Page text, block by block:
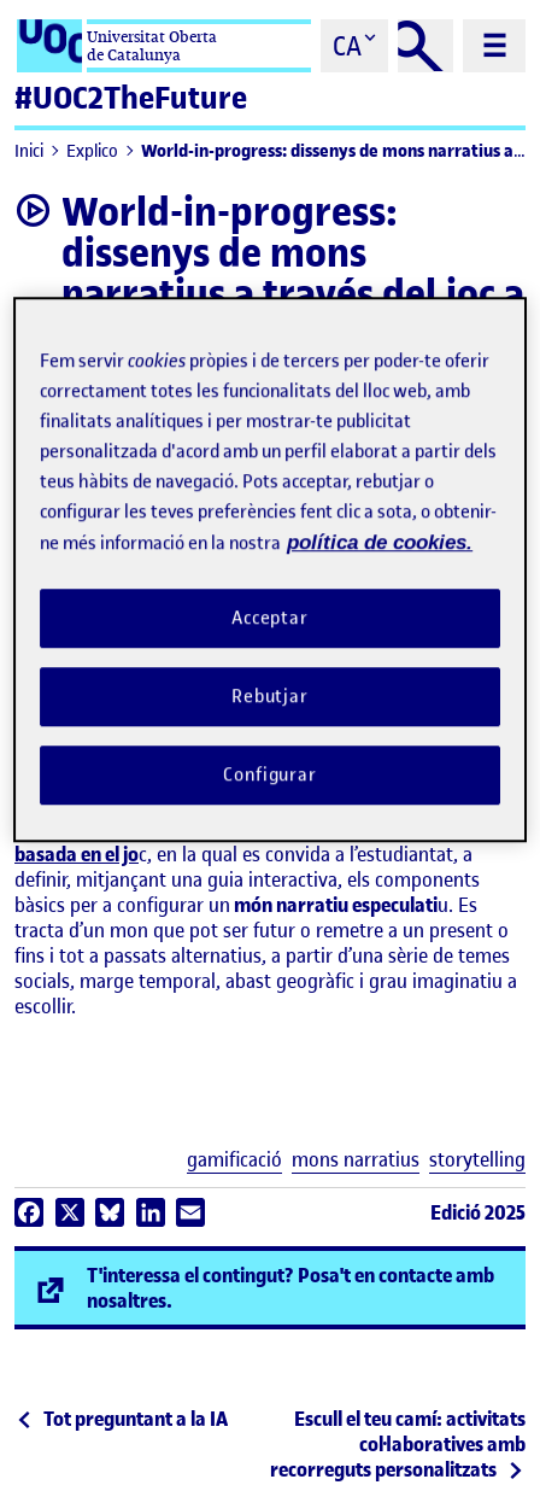
Saltar al contingutUniversitat Oberta
de Catalunya
CA
#UOC2TheFuture
Inici Explico World-in-progress: dissenys de mons narratius a través del joc a l’assignatura Storytelling
video World-in-progress:
dissenys de mons
narratius a través del joc a
ANTONI ROIG TELO
Estudis de Ciències de la Informació i de la Comunicació de la UOC
basada en el joc, en la qual es convida a l’estudiantat, a
definir, mitjançant una guia interactiva, els components
bàsics per a configurar un món narratiu especulatiu. Es
tracta d’un mon que pot ser futur o remetre a un present o
fins i tot a passats alternatius, a partir d’una sèrie de temes
socials, marge temporal, abast geogràfic i grau imaginatiu a
escollir.
gamificació mons narratius storytelling
Facebook BlueskyLinkedIn Edició 2025
T'interessa el contingut? Posa't en contacte amb
nosaltres.
Navegació d'entrades
Entrada anterior
Tot preguntant a la IA Entrada següent
Escull el teu camí: activitats
col·laboratives amb
recorreguts personalitzats
Fem servircookies pròpies i de tercers per poder-te oferir
correctament totes les funcionalitats del lloc web, amb
finalitats analítiques i per mostrar-te publicitat
personalitzada d'acord amb un perfil elaborat a partir dels
teus hàbits de navegació. Pots acceptar, rebutjar o
configurar les teves preferències fent clic a sota, o obtenir-
ne més informació en la nostra política de cookies.
Rebutjar
Acceptar
Configurar